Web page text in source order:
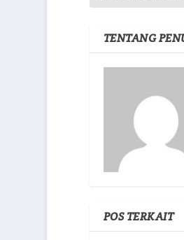
TENTANG
POS TERKAIT